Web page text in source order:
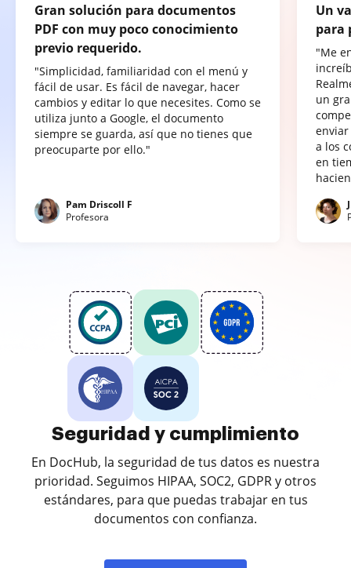
Gran solución para documentos
PDF con muy poco conocimiento
previo requerido.
"Simplicidad, familiaridad con el menú y
fácil de usar. Es fácil de navegar, hacer
cambios y editar lo que necesites. Como se
utiliza junto a Google, el documento
siempre se guarda, así que no tienes que
preocuparte por ello."
Pam Driscoll F
Profesora
Un
para
"Me
un
a los
en
Seguridad y cumplimiento
En DocHub, la seguridad de tus datos es nuestra
prioridad. Seguimos HIPAA, SOC2, GDPR y otros
estándares, para que puedas trabajar en tus
documentos con confianza.